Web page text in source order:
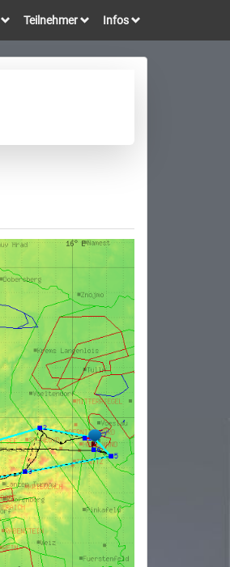
Teilnehmer Infos